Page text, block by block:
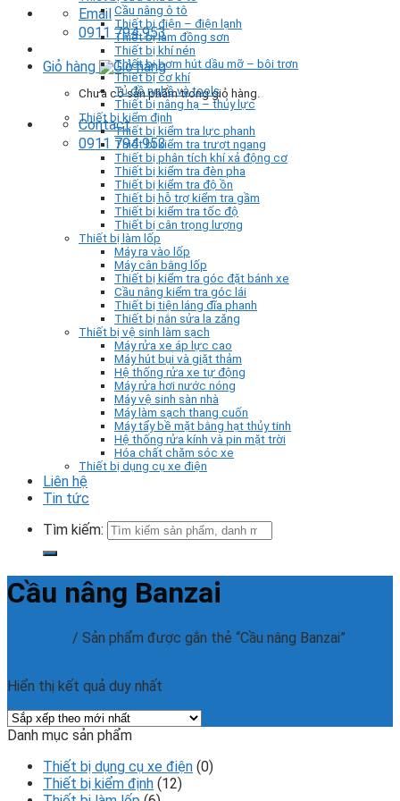
Email
0911 794 953
Giỏ hàng
Chưa có sản phẩm trong giỏ hàng.
Contact
0911 794 953
Cầu nâng ô tô
Thiết bị điện – điện lạnh
Thiết bị làm đồng sơn
Thiết bị khí nén
Thiết bị bơm hút dầu mỡ – bôi trơn
Thiết bị cơ khí
Tủ đồ nghề và tools
Thiết bị nâng hạ – thủy lực
Thiết bị kiểm định
Thiết bị kiểm tra lực phanh
Thiết bị kiểm tra trượt ngang
Thiết bị phân tích khí xả động cơ
Thiết bị kiểm tra đèn pha
Thiết bị kiểm tra độ ồn
Thiết bị hỗ trợ kiểm tra gầm
Thiết bị kiểm tra tốc độ
Thiết bị cân trọng lượng
Thiết bị làm lốp
Máy ra vào lốp
Máy cân bằng lốp
Thiết bị kiểm tra góc đặt bánh xe
Cầu nâng kiểm tra góc lái
Thiết bị tiện láng đĩa phanh
Thiết bị nắn sửa la zăng
Thiết bị vệ sinh làm sạch
Máy rửa xe áp lực cao
Máy hút bụi và giặt thảm
Hệ thống rửa xe tự động
Máy rửa hơi nước nóng
Máy vệ sinh sàn nhà
Máy làm sạch thang cuốn
Máy tẩy bề mặt bằng hạt thủy tinh
Hệ thống rửa kính và pin mặt trời
Hóa chất chăm sóc xe
Thiết bị dụng cụ xe điện
Liên hệ
Tin tức
Tìm kiếm:
Cầu nâng Banzai
/ Sản phẩm được gắn thẻ “Cầu nâng Banzai”
Hiển thị kết quả duy nhất
Danh mục sản phẩm
Thiết bị dụng cụ xe điện (0)
Thiết bị kiểm định (12)